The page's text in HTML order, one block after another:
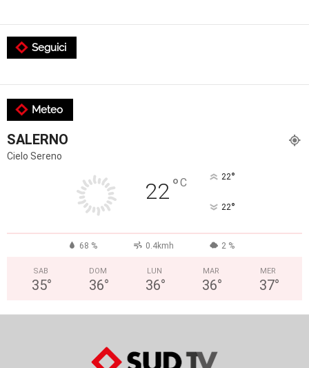
Seguici
Meteo
SALERNO
Cielo Sereno
22°C 22°
22°
68 % 0.4kmh 2 %
SAB
35°
DOM
36°
LUN
36°
MAR
36°
MER
37°